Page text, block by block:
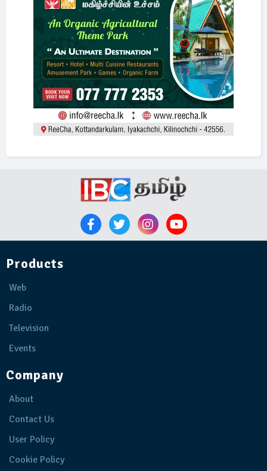
Products
Web
Radio
Television
Events
Company
About
Contact Us
User Policy
Cookie Policy